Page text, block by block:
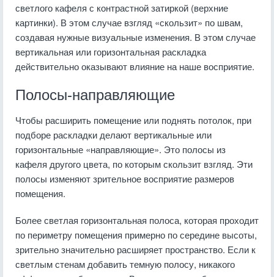
светлого кафеля с контрастной затиркой (верхние
картинки). В этом случае взгляд «скользит» по швам,
создавая нужные визуальные изменения. В этом случае
вертикальная или горизонтальная раскладка
действительно оказывают влияние на наше восприятие.
Полосы-направляющие
Чтобы расширить помещение или поднять потолок, при
подборе раскладки делают вертикальные или
горизонтальные «направляющие». Это полосы из
кафеля другого цвета, по которым скользит взгляд. Эти
полосы изменяют зрительное восприятие размеров
помещения.
Более светлая горизонтальная полоса, которая проходит
по периметру помещения примерно по середине высоты,
зрительно значительно расширяет пространство. Если к
светлым стенам добавить темную полосу, никакого